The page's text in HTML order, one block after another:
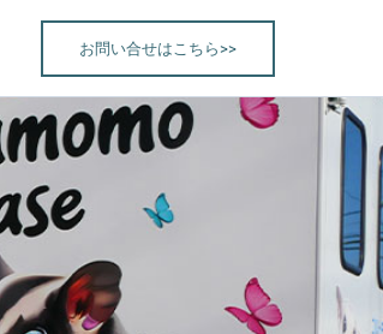
お問い合せはこちら>>